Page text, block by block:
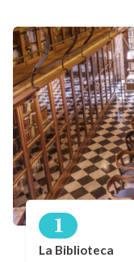
1
La Biblioteca